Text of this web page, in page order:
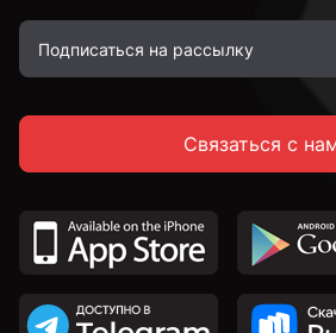
Связаться с